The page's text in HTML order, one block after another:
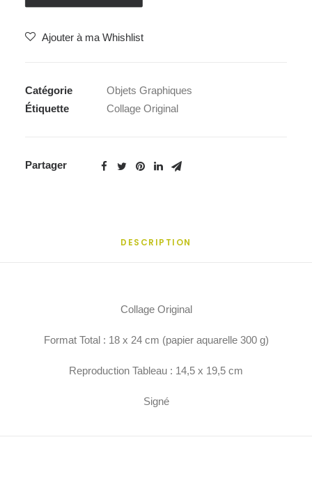
Ajouter à ma Whishlist
Catégorie
Objets Graphiques
Étiquette
Collage Original
Partager
DESCRIPTION
Collage Original
Format Total : 18 x 24 cm (papier aquarelle 300 g)
Reproduction Tableau : 14,5 x 19,5 cm
Signé